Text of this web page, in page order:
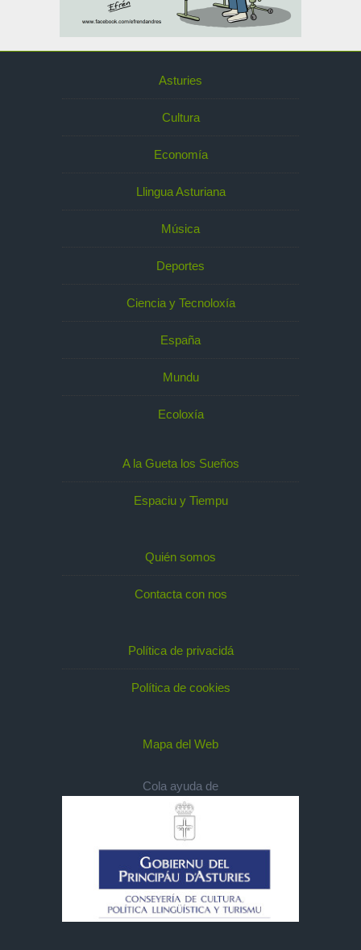
Asturies
Cultura
Economía
Llingua Asturiana
Música
Deportes
Ciencia y Tecnoloxía
España
Mundu
Ecoloxía
A la Gueta los Sueños
Espaciu y Tiempu
Quién somos
Contacta con nos
Política de privacidá
Política de cookies
Mapa del Web
Cola ayuda de